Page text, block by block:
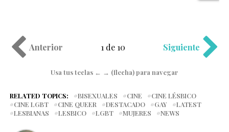
Anterior 1 de 10 Siguiente
Usa tus teclas ← → (flecha) para navegar
RELATED TOPICS: BISEXUALES CINE
CINE LÉSBICO
CINE LGBT
CINE QUEER DESTACADO GAY
LATEST
LESBIANAS
LESBICO LGBT MUJERES NEWS